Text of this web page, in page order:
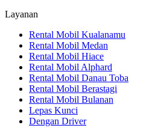
Layanan
Rental Mobil Kualanamu
Rental Mobil Medan
Rental Mobil Hiace
Rental Mobil Alphard
Rental Mobil Danau Toba
Rental Mobil Berastagi
Rental Mobil Bulanan
Lepas Kunci
Dengan Driver